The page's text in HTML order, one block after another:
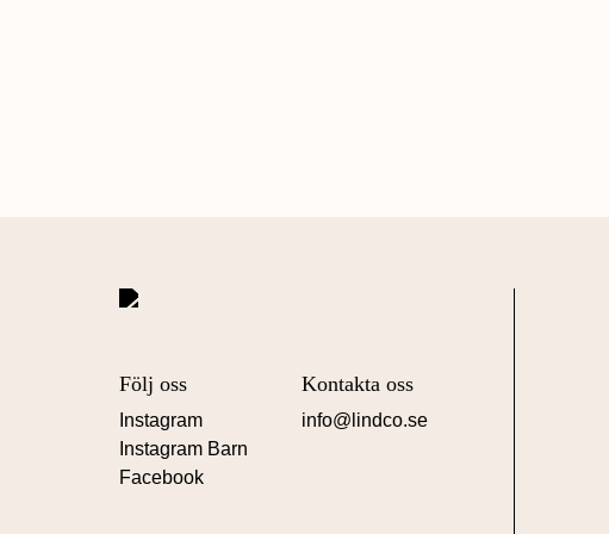
Kontakta oss
info@lindco.se
Följ oss
Instagram
Instagram Barn
Facebook